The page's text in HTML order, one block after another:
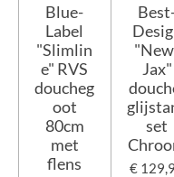
Blue-
Label
"Slimlin
e" RVS
doucheg
oot
80cm
met
flens
Jax"
set
€